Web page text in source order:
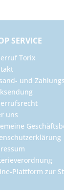
SERVICE
Torix
und
uns
Plattform zur